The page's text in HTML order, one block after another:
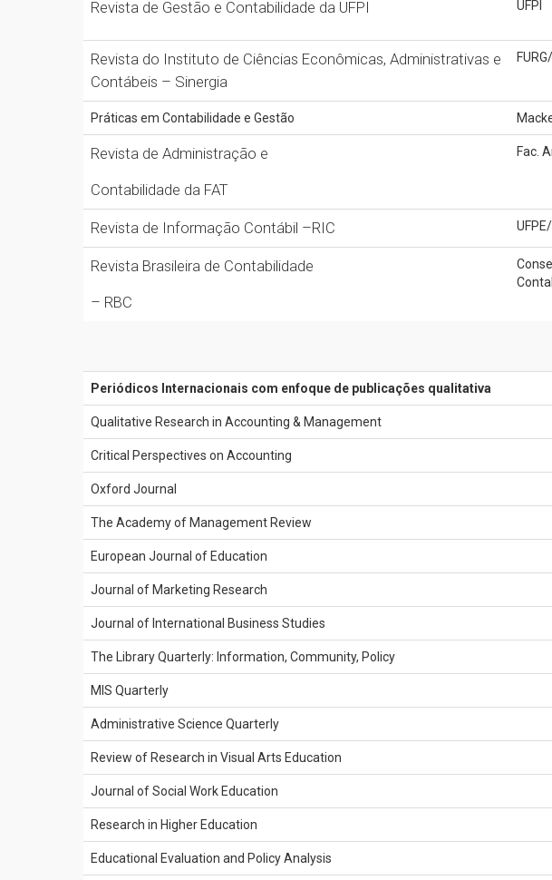
Revista de Gestão e Contabilidade da UFPI UFPI
Revista do Instituto de Ciências Econômicas, Administrativas e
Contábeis – Sinergia
Práticas em Contabilidade e Gestão
Revista de Administração e
Contabilidade da FAT
Fac.
Revista de Informação Contábil –RIC
Revista Brasileira de Contabilidade
– RBC
Periódicos Internacionais com enfoque de publicações qualitativa
Qualitative Research in Accounting & Management
Critical Perspectives on Accounting
Oxford Journal
The Academy of Management Review
European Journal of Education
Journal of Marketing Research
Journal of International Business Studies
The Library Quarterly: Information, Community, Policy
MIS Quarterly
Administrative Science Quarterly
Review of Research in Visual Arts Education
Journal of Social Work Education
Research in Higher Education
Educational Evaluation and Policy Analysis